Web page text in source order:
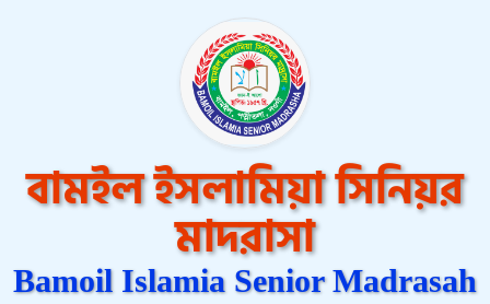
বামইল ইসলামিয়া সিনিয়র
মাদরাসা
Bamoil Islamia Senior Madrasah